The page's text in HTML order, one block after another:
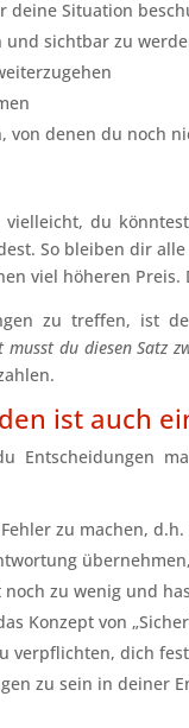
deine Situation
und sichtbar zu
von denen du noch
du
So bleiben dir
viel höheren
zu treffen, ist
musst du diesen Satz
ist auch
Entscheidungen
zu machen,
zu wenig und
Konzept von
verpflichten, dich
zu sein in deiner